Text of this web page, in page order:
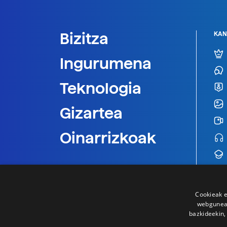
Bizitza
Ingurumena
Teknologia
Gizartea
Oinarrizkoak
Cookieak